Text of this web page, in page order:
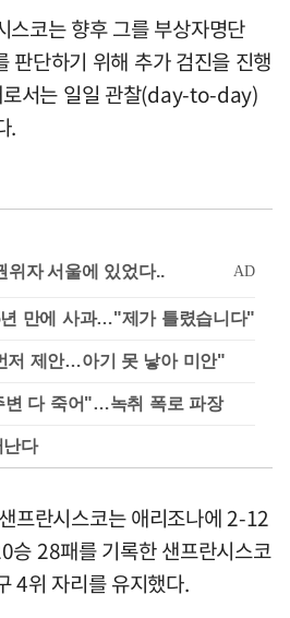
스코는 향후 그를 부상자명단
판단하기 위해 추가 검진을 진행
로서는 일일 관찰(day-to-day)
.
년 만에 사과…"제가 틀렸습니다"
저 제안…아기 못 낳아 미안"
변 다 죽어"…녹취 폭로 파장
난다
프란시스코는 애리조나에 2-12
승 28패를 기록한 샌프란시스코
4위 자리를 유지했다.